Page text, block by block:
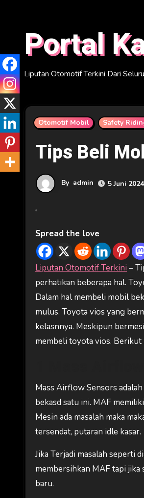
Portal
Liputan Otomotif Terkini Dari
Otomotif Mobil Safety
Tips Beli
By admin 5 Juni 2024
Spread the love
Liputan Otomotif Terkini–
perhatikan beberapa hal.
Dalam hal membeli mobil
mulus. Toyota vios yang
kelasnnya. Meskipun
membeli toyota vios.
Mass Airflow Sensors
bekasd satu ini. MAF
Mesin ada masalah maka
tersendat, putaran idle kasar.
Jika Terjadi masalah seperti
membersihkan MAF tapi jika
baru.